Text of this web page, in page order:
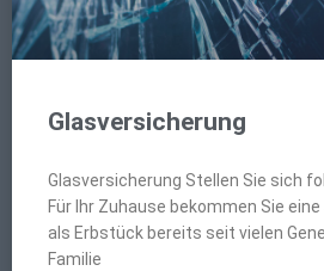
Glasversicherung
Glasversicherung Stellen Sie sich
Für Ihr Zuhause bekommen Sie
als Erbstück bereits seit vielen
Familie